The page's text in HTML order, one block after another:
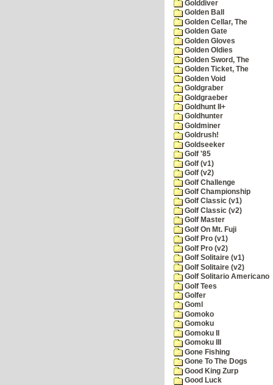
Golddiver
Golden Ball
Golden Cellar, The
Golden Gate
Golden Gloves
Golden Oldies
Golden Sword, The
Golden Ticket, The
Golden Void
Goldgraber
Goldgraeber
Goldhunt II+
Goldhunter
Goldminer
Goldrush!
Goldseeker
Golf '85
Golf (v1)
Golf (v2)
Golf Challenge
Golf Championship
Golf Classic (v1)
Golf Classic (v2)
Golf Master
Golf On Mt. Fuji
Golf Pro (v1)
Golf Pro (v2)
Golf Solitaire (v1)
Golf Solitaire (v2)
Golf Solitario Americano
Golf Tees
Golfer
Goml
Gomoko
Gomoku
Gomoku II
Gomoku III
Gone Fishing
Gone To The Dogs
Good King Zurp
Good Luck